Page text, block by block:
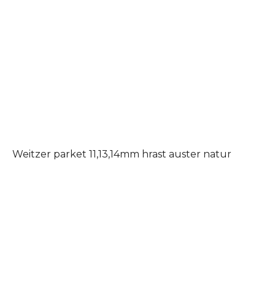
Weitzer parket 11,13,14mm hrast auster natur